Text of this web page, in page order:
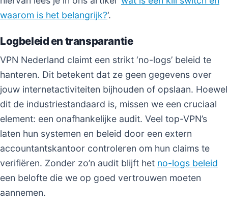
waarom is het belangrijk?‘.
Logbeleid en transparantie
VPN Nederland claimt een strikt ‘no-logs’ beleid te
hanteren. Dit betekent dat ze geen gegevens over
jouw internetactiviteiten bijhouden of opslaan. Hoewel
dit de industriestandaard is, missen we een cruciaal
element: een onafhankelijke audit. Veel top-VPN’s
laten hun systemen en beleid door een extern
accountantskantoor controleren om hun claims te
verifiëren. Zonder zo’n audit blijft het no-logs beleid
een belofte die we op goed vertrouwen moeten
aannemen.